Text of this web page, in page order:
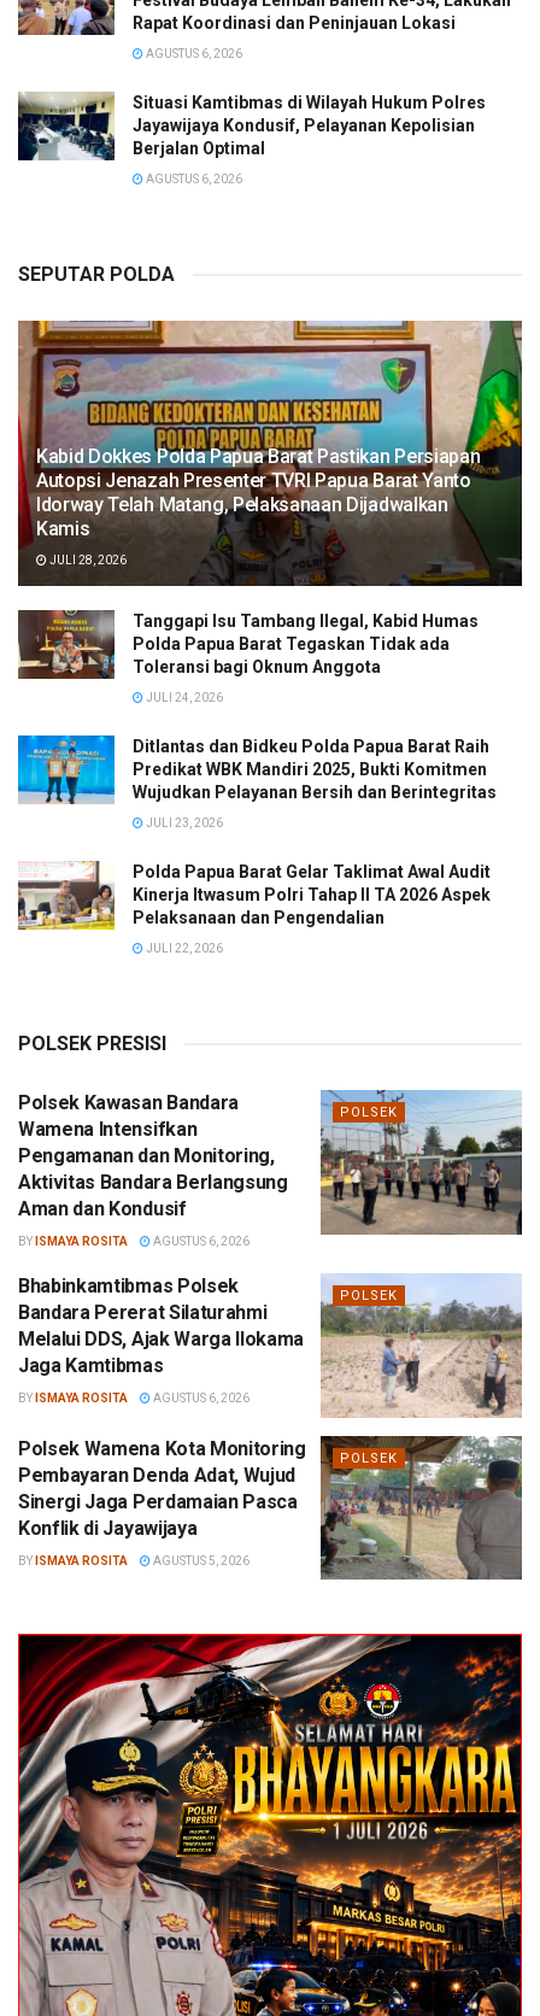
Rapat Koordinasi dan Peninjauan Lokasi
AGUSTUS 6, 2026
Situasi Kamtibmas di Wilayah Hukum Polres
Jayawijaya Kondusif, Pelayanan Kepolisian
Berjalan Optimal
AGUSTUS 6, 2026
SEPUTAR POLDA
Kabid Dokkes Polda Papua Barat Pastikan Persiapan
Autopsi Jenazah Presenter TVRI Papua Barat Yanto
Idorway Telah Matang, Pelaksanaan Dijadwalkan
Kamis
JULI 28, 2026
Tanggapi Isu Tambang Ilegal, Kabid Humas
Polda Papua Barat Tegaskan Tidak ada
Toleransi bagi Oknum Anggota
JULI 24, 2026
Ditlantas dan Bidkeu Polda Papua Barat Raih
Predikat WBK Mandiri 2025, Bukti Komitmen
Wujudkan Pelayanan Bersih dan Berintegritas
JULI 23, 2026
Polda Papua Barat Gelar Taklimat Awal Audit
Kinerja Itwasum Polri Tahap II TA 2026 Aspek
Pelaksanaan dan Pengendalian
JULI 22, 2026
POLSEK PRESISI
POLSEK
Polsek Kawasan Bandara
Wamena Intensifkan
Pengamanan dan Monitoring,
Aktivitas Bandara Berlangsung
Aman dan Kondusif
BY ISMAYA ROSITA AGUSTUS 6, 2026
POLSEK
Bhabinkamtibmas Polsek
Bandara Pererat Silaturahmi
Melalui DDS, Ajak Warga Ilokama
Jaga Kamtibmas
BY ISMAYA ROSITA AGUSTUS 6, 2026
POLSEK
Polsek Wamena Kota Monitoring
Pembayaran Denda Adat, Wujud
Sinergi Jaga Perdamaian Pasca
Konflik di Jayawijaya
BY ISMAYA ROSITA AGUSTUS 5, 2026